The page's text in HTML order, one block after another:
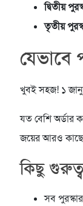
দ্বিতীয়
তৃতীয়
যেভাবে
খুবই সহজ! ১
যত বেশি অর্ডার
জয়ের আরও কাছে
কিছু
সব